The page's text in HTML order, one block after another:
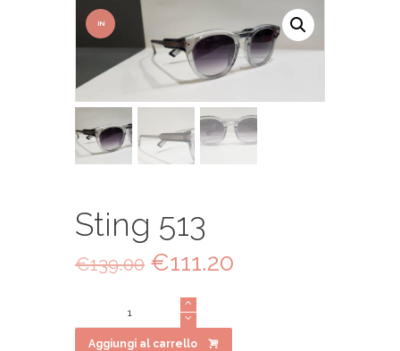
IN
TA!
Sting 513
€139.00 Il
prezzo
originale
era:
€139.00.
€111.20
quantità
Aggiungi al carrello